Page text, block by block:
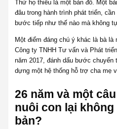
Thứ họ thiếu là một bản đồ. Một
đâu trong hành trình phát triển,
bước tiếp như thế nào mà không
Một điểm đáng chú ý khác là bà
Công ty TNHH Tư vấn và Phát
năm 2017, đánh dấu bước
dựng một hệ thống hỗ trợ cha mẹ
26 năm và một
nuôi con lại
bản?